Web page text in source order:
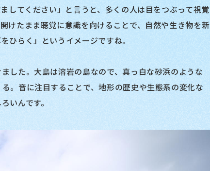
してください」と言うと、多くの人は目をつぶって視覚
けたまま聴覚に意識を向けることで、自然や生き物を新
ひらく」というイメージですね。
した。大島は溶岩の島なので、真っ白な砂浜のような
。音に注目することで、地形の歴史や生態系の変化な
いんです。